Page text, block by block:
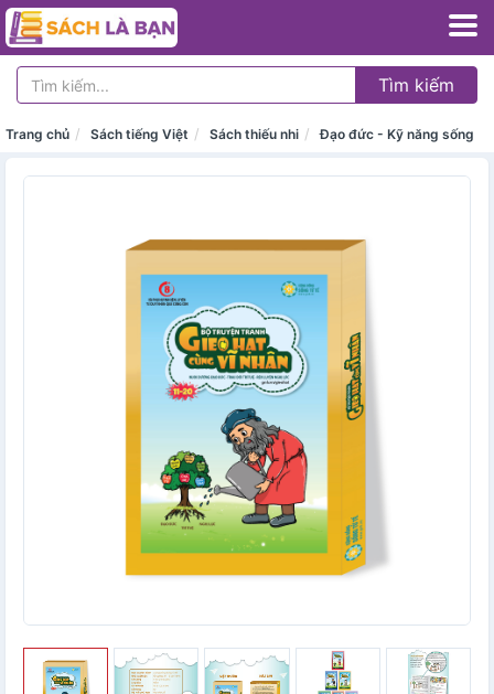
Tìm kiếm
Trang chủ Sách tiếng Việt Sách thiếu nhi Đạo đức - Kỹ năng sống